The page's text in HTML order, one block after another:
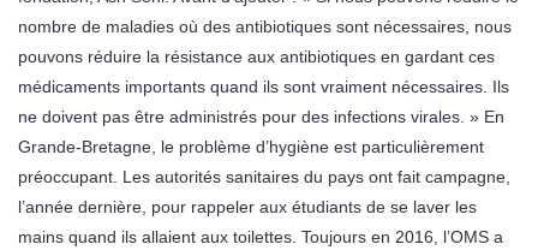
nombre de maladies où des antibiotiques sont nécessaires, nous
pouvons réduire la résistance aux antibiotiques en gardant ces
médicaments importants quand ils sont vraiment nécessaires. Ils
ne doivent pas être administrés pour des infections virales. » En
Grande-Bretagne, le problème d’hygiène est particulièrement
préoccupant. Les autorités sanitaires du pays ont fait campagne,
l’année dernière, pour rappeler aux étudiants de se laver les
mains quand ils allaient aux toilettes. Toujours en 2016, l’OMS a